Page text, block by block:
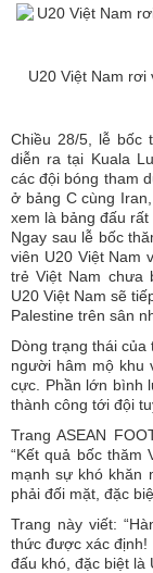
U20 Việt Nam rơi
Chiều 28/5, lễ bốc
diễn ra tại Kuala
các đội bóng tham
ở bảng C cùng
xem là bảng đấu rất
Ngay sau lễ bốc
viên U20 Việt Nam
trẻ Việt Nam chưa
U20 Việt Nam sẽ
Palestine trên sân
Dòng trạng thái
người hâm mộ khu
cực. Phần lớn bình
thành công tới đội
Trang ASEAN
“Kết quả bốc thăm
mạnh sự khó khăn
phải đối mặt, đặc
Trang này viết:
thức được xác định!
đấu khó, đặc biệt là